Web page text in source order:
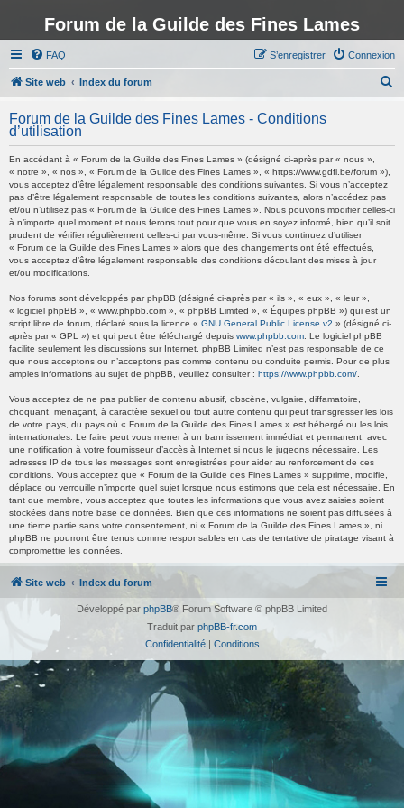
Forum de la Guilde des Fines Lames
FAQ Connexion
S’enregistrer
Site web Index du forum
h
c
Forum de la Guilde des Fines Lames - Conditions
d’utilisation
En accédant à « Forum de la Guilde des Fines Lames » (désigné ci-après par « nous »,
« notre », « nos », « Forum de la Guilde des Fines Lames », « https://www.gdfl.be/forum »),
vous acceptez d’être légalement responsable des conditions suivantes. Si vous n’acceptez
pas d’être légalement responsable de toutes les conditions suivantes, alors n’accédez pas
et/ou n’utilisez pas « Forum de la Guilde des Fines Lames ». Nous pouvons modifier celles-ci
à n’importe quel moment et nous ferons tout pour que vous en soyez informé, bien qu’il soit
prudent de vérifier régulièrement celles-ci par vous-même. Si vous continuez d’utiliser
« Forum de la Guilde des Fines Lames » alors que des changements ont été effectués,
vous acceptez d’être légalement responsable des conditions découlant des mises à jour
et/ou modifications.
Nos forums sont développés par phpBB (désigné ci-après par « ils », « eux », « leur »,
« logiciel phpBB », « www.phpbb.com », « phpBB Limited », « Équipes phpBB ») qui est un
script libre de forum, déclaré sous la licence « GNU General Public License v2 » (désigné ci-
après par « GPL ») et qui peut être téléchargé depuis www.phpbb.com . Le logiciel phpBB
facilite seulement les discussions sur Internet. phpBB Limited n’est pas responsable de ce
que nous acceptons ou n’acceptons pas comme contenu ou conduite permis. Pour de plus
amples informations au sujet de phpBB, veuillez consulter : https://www.phpbb.com/
Vous acceptez de ne pas publier de contenu abusif, obscène, vulgaire, diffamatoire,
choquant, menaçant, à caractère sexuel ou tout autre contenu qui peut transgresser les lois
de votre pays, du pays où « Forum de la Guilde des Fines Lames » est hébergé ou les lois
internationales. Le faire peut vous mener à un bannissement immédiat et permanent, avec
une notification à votre fournisseur d’accès à Internet si nous le jugeons nécessaire. Les
adresses IP de tous les messages sont enregistrées pour aider au renforcement de ces
conditions. Vous acceptez que « Forum de la Guilde des Fines Lames » supprime, modifie,
déplace ou verrouille n’importe quel sujet lorsque nous estimons que cela est nécessaire. En
tant que membre, vous acceptez que toutes les informations que vous avez saisies soient
stockées dans notre base de données. Bien que ces informations ne soient pas diffusées à
une tierce partie sans votre consentement, ni « Forum de la Guilde des Fines Lames », ni
phpBB ne pourront être tenus comme responsables en cas de tentative de piratage visant à
compromettre les données.
Site web Index du forum
Développé par phpBB® Forum Software © phpBB Limited
Traduit par phpBB-fr.com
Confidentialité| Conditions